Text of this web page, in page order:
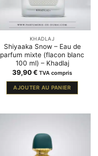
KHADLAJ
Shiyaaka Snow – Eau de
parfum mixte (flacon blanc
100 ml) – Khadlaj
39,90€ TVA compris
AJOUTER AU PANIER